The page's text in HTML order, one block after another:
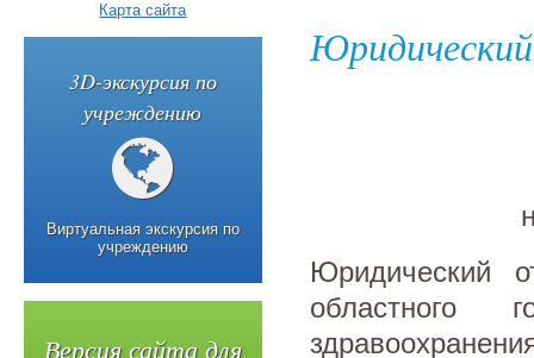
Юридический
областного
Карта сайта
3D-экскурсия по
учреждению
Виртуальная экскурсия по
учреждению
Версия сайта для